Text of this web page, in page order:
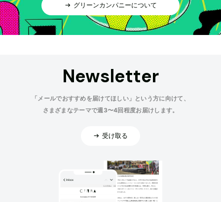
グリーンカンパニーについて
Newsletter
「メールでおすすめを届けてほしい」という方に向けて、
さまざまなテーマで週3〜4回程度お届けします。
受け取る